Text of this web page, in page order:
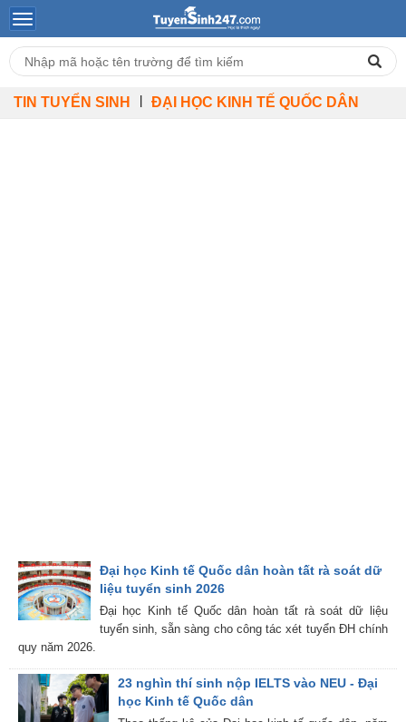
TIN TUYỂN SINH ĐẠI HỌC KINH TẾ QUỐC DÂN
Đại học Kinh tế Quốc dân hoàn tất rà soát dữ
liệu tuyển sinh 2026
Đại học Kinh tế Quốc dân hoàn tất rà soát dữ liệu
tuyển sinh, sẵn sàng cho công tác xét tuyển ĐH chính
quy năm 2026.
23 nghìn thí sinh nộp IELTS vào NEU - Đại
học Kinh tế Quốc dân